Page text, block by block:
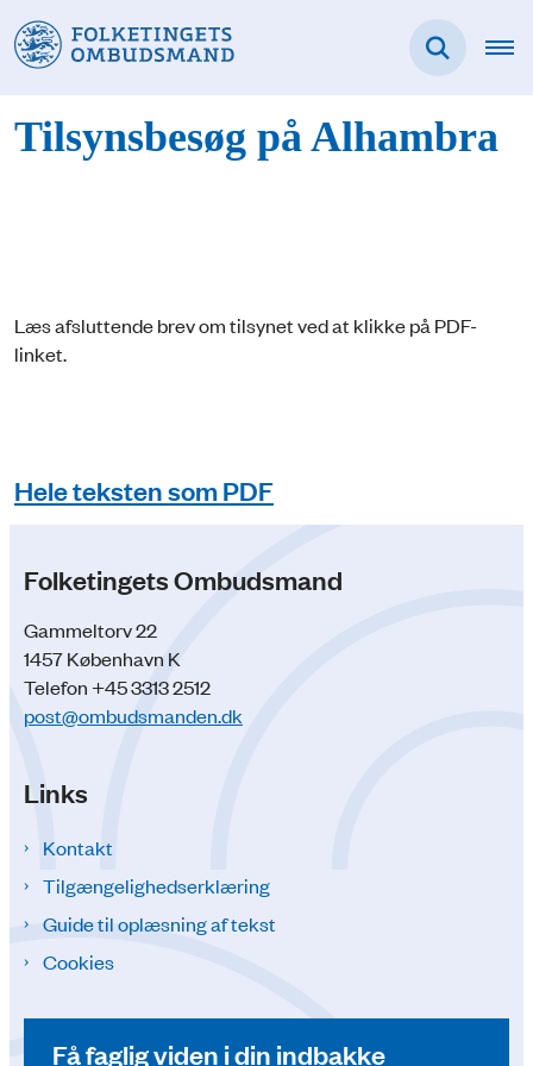
Tilsynsbesøg på Alhambra
Læs afsluttende brev om tilsynet ved at klikke på PDF-
linket.
Hele teksten som PDF
Folketingets Ombudsmand
Gammeltorv 22
1457 København K
Telefon +45 3313 2512
post@ombudsmanden.dk
Links
Kontakt
Tilgængelighedserklæring
Guide til oplæsning af tekst
Cookies
Få faglig viden i din indbakke